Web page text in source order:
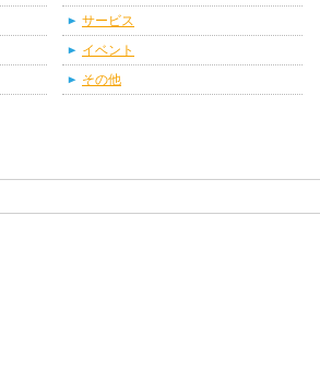
サービス
イベント
その他